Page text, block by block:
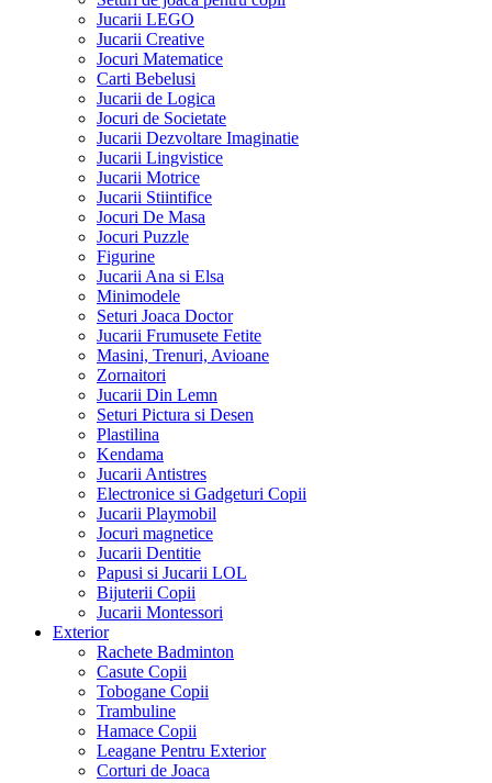
Jucarii LEGO
Jucarii Creative
Jocuri Matematice
Carti Bebelusi
Jucarii de Logica
Jocuri de Societate
Jucarii Dezvoltare Imaginatie
Jucarii Lingvistice
Jucarii Motrice
Jucarii Stiintifice
Jocuri De Masa
Jocuri Puzzle
Figurine
Jucarii Ana si Elsa
Minimodele
Seturi Joaca Doctor
Jucarii Frumusete Fetite
Masini, Trenuri, Avioane
Zornaitori
Jucarii Din Lemn
Seturi Pictura si Desen
Plastilina
Kendama
Jucarii Antistres
Electronice si Gadgeturi Copii
Jucarii Playmobil
Jocuri magnetice
Jucarii Dentitie
Papusi si Jucarii LOL
Bijuterii Copii
Jucarii Montessori
Exterior
Rachete Badminton
Casute Copii
Tobogane Copii
Trambuline
Hamace Copii
Leagane Pentru Exterior
Corturi de Joaca